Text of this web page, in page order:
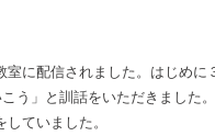
に配信されました。はじめ
う」と訓話をいただきました。
ていました。